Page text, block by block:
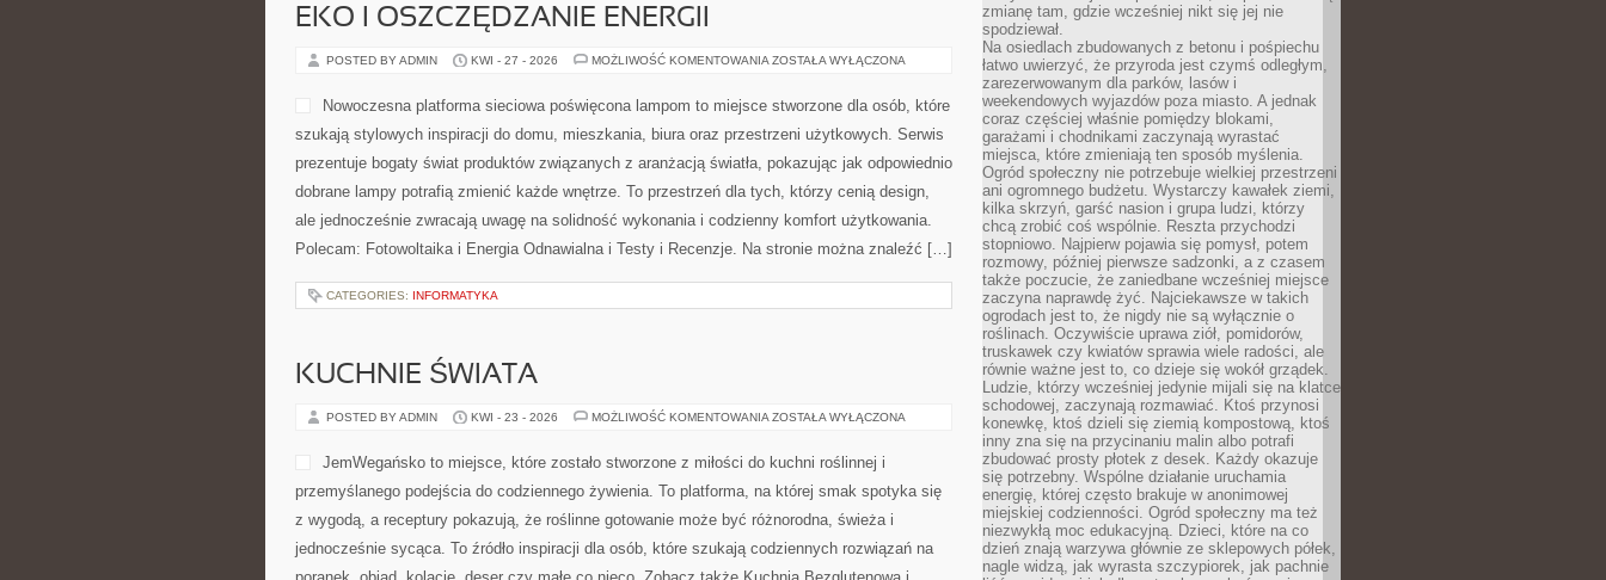
EKO I OSZCZĘDZANIE ENERGII
POSTED BY ADMIN KWI - 27 - 2026 MOŻLIWOŚĆ KOMENTOWANIA EKO
ENERGII
ZOSTAŁA WYŁĄCZONA
Nowoczesna platforma sieciowa poświęcona lampom to miejsce stworzone dla osób, które
szukają stylowych inspiracji do domu, mieszkania, biura oraz przestrzeni użytkowych. Serwis
prezentuje bogaty świat produktów związanych z aranżacją światła, pokazując jak odpowiednio
dobrane lampy potrafią zmienić każde wnętrze. To przestrzeń dla tych, którzy cenią design,
ale jednocześnie zwracają uwagę na solidność wykonania i codzienny komfort użytkowania.
Polecam: Fotowoltaika i Energia Odnawialna i Testy i Recenzje. Na stronie można znaleźć […]
CATEGORIES: INFORMATYKA
KUCHNIE ŚWIATA
POSTED BY ADMIN KWI - 23 - 2026 MOŻLIWOŚĆ KOMENTOWANIA KUCHNIE
ZOSTAŁA WYŁĄCZONA
JemWegańsko to miejsce, które zostało stworzone z miłości do kuchni roślinnej i
przemyślanego podejścia do codziennego żywienia. To platforma, na której smak spotyka się
z wygodą, a receptury pokazują, że roślinne gotowanie może być różnorodna, świeża i
jednocześnie sycąca. To źródło inspiracji dla osób, które szukają codziennych rozwiązań na
zmianę tam, gdzie wcześniej nikt się jej nie
spodziewał.
Na osiedlach zbudowanych z betonu i pośpiechu
łatwo uwierzyć, że przyroda jest czymś odległym,
zarezerwowanym dla parków, lasów i
weekendowych wyjazdów poza miasto. A jednak
coraz częściej właśnie pomiędzy blokami,
garażami i chodnikami zaczynają wyrastać
miejsca, które zmieniają ten sposób myślenia.
Ogród społeczny nie potrzebuje wielkiej przestrzeni
ani ogromnego budżetu. Wystarczy kawałek ziemi,
kilka skrzyń, garść nasion i grupa ludzi, którzy
chcą zrobić coś wspólnie. Reszta przychodzi
stopniowo. Najpierw pojawia się pomysł, potem
rozmowy, później pierwsze sadzonki, a z czasem
także poczucie, że zaniedbane wcześniej miejsce
zaczyna naprawdę żyć. Najciekawsze w takich
ogrodach jest to, że nigdy nie są wyłącznie o
roślinach. Oczywiście uprawa ziół, pomidorów,
truskawek czy kwiatów sprawia wiele radości, ale
równie ważne jest to, co dzieje się wokół grządek.
Ludzie, którzy wcześniej jedynie mijali się na klatce
schodowej, zaczynają rozmawiać. Ktoś przynosi
konewkę, ktoś dzieli się ziemią kompostową, ktoś
inny zna się na przycinaniu malin albo potrafi
zbudować prosty płotek z desek. Każdy okazuje
się potrzebny. Wspólne działanie uruchamia
energię, której często brakuje w anonimowej
miejskiej codzienności. Ogród społeczny ma też
niezwykłą moc edukacyjną. Dzieci, które na co
dzień znają warzywa głównie ze sklepowych półek,
nagle widzą, jak wyrasta szczypiorek, jak pachnie